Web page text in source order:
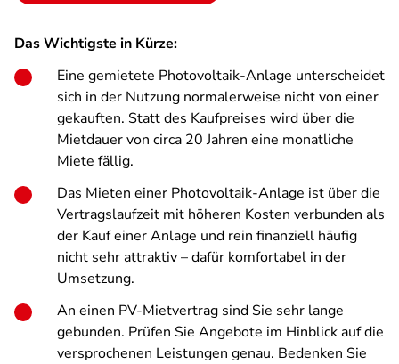
Das Wichtigste in Kürze:
Eine gemietete Photovoltaik-Anlage unterscheidet
sich in der Nutzung normalerweise nicht von einer
gekauften. Statt des Kaufpreises wird über die
Mietdauer von circa 20 Jahren eine monatliche
Miete fällig.
Das Mieten einer Photovoltaik-Anlage ist über die
Vertragslaufzeit mit höheren Kosten verbunden als
der Kauf einer Anlage und rein finanziell häufig
nicht sehr attraktiv – dafür komfortabel in der
Umsetzung.
An einen PV-Mietvertrag sind Sie sehr lange
gebunden. Prüfen Sie Angebote im Hinblick auf die
versprochenen Leistungen genau. Bedenken Sie